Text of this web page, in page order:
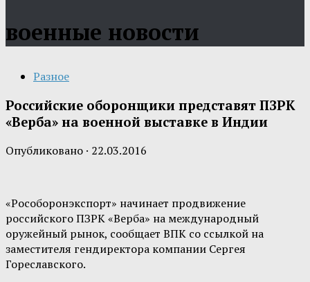
военные новости
Разное
Российские оборонщики представят ПЗРК
«Верба» на военной выставке в Индии
Опубликовано · 22.03.2016
«Рособоронэкспорт» начинает продвижение
российского ПЗРК «Верба» на международный
оружейный рынок, сообщает ВПК со ссылкой на
заместителя гендиректора компании Сергея
Гореславского.